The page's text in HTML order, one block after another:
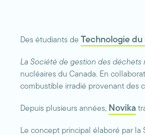
Des étudiants de Technologie
La Société de gestion des déchets
nucléaires du Canada. En
combustible irradié provenant des
Depuis plusieurs années, Novika
Le concept principal élaboré par la